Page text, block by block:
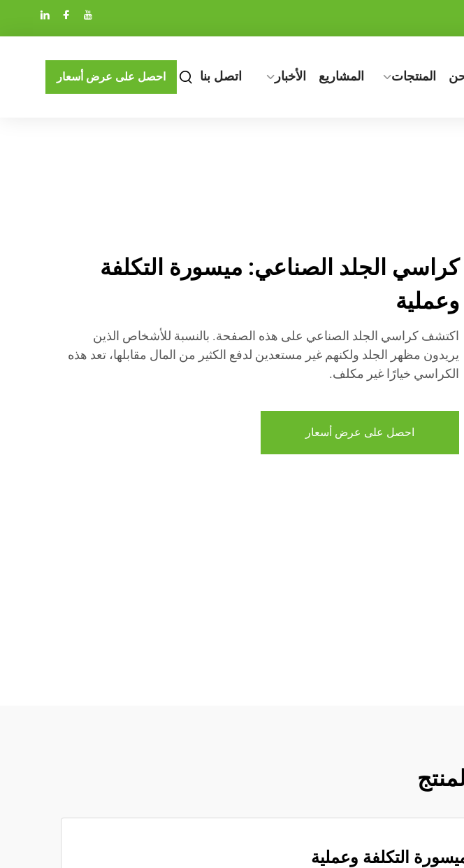
المنتجات المشاريع الأخبار اتصل بنا احصل على عرض أسعار
كراسي الجلد الصناعي: ميسورة التكلفة
وعملية
اكتشف كراسي الجلد الصناعي على هذه الصفحة. بالنسبة للأشخاص الذين
يريدون مظهر الجلد ولكنهم غير مستعدين لدفع الكثير من المال مقابلها، تعد هذه
الكراسي خيارًا غير مكلف.
احصل على عرض أسعار
التكلفة وعملية